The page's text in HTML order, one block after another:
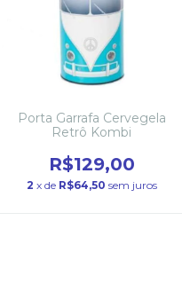
Porta Garrafa Cervegela
Retrô Kombi
R$129,00
2 x de R$64,50 sem juros